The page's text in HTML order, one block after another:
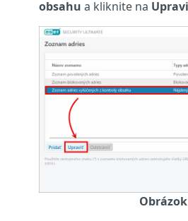
obsahu a kliknite na